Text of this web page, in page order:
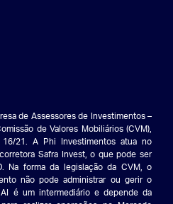
de Assessores de Investimentos –
de Valores Mobiliários (CVM),
21. A Phi Investimentos atua no
Safra Invest, o que pode ser
Na forma da legislação da CVM, o
não pode administrar ou gerir o
é um intermediário e depende da